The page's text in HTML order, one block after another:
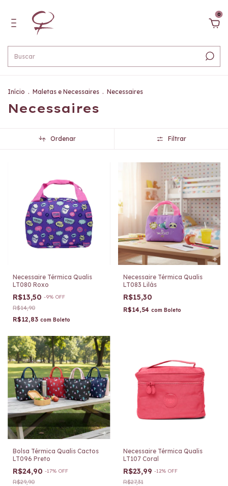
0
Início . Maletas e Necessaires . Necessaires
Necessaires
Ordenar Filtrar
Necessaire Térmica Qualis
LT080 Roxo
R$13,50 -9% OFF
R$14,90
R$12,83 com Boleto
Necessaire Térmica Qualis
LT083 Lilás
R$15,30
R$14,54 com Boleto
Bolsa Térmica Qualis Cactos
LT096 Preto
R$24,90 -17% OFF
R$29,90
Necessaire Térmica Qualis
LT107 Coral
R$23,99 -12% OFF
R$27,31